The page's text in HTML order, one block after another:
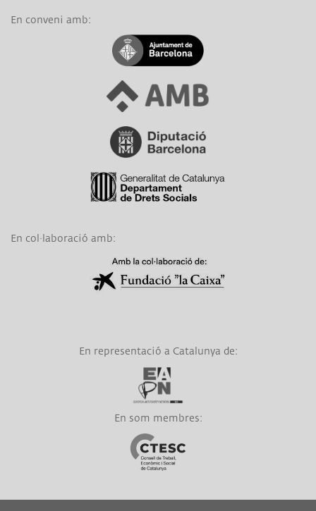
En conveni amb:
Link a Ajuntament de Barcelona
Link a Àrea Metropolitana de Barcelona
Link a Diputació de Barcelona
Link a Generalitat de Catalunya
En col·laboració amb:
En representació a Catalunya de:
Link a EAPN
En som membres:
Link a CTESC